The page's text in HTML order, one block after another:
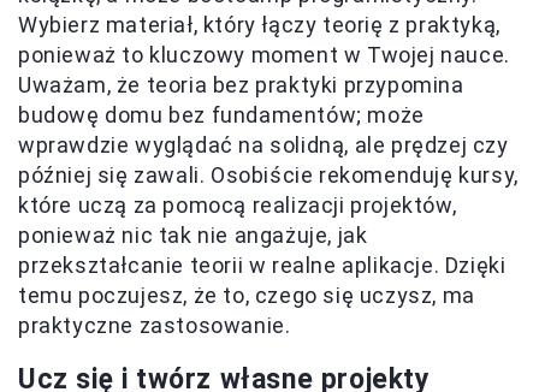
Wybierz materiał, który łączy teorię z praktyką,
ponieważ to kluczowy moment w Twojej nauce.
Uważam, że teoria bez praktyki przypomina
budowę domu bez fundamentów; może
wprawdzie wyglądać na solidną, ale prędzej czy
później się zawali. Osobiście rekomenduję kursy,
które uczą za pomocą realizacji projektów,
ponieważ nic tak nie angażuje, jak
przekształcanie teorii w realne aplikacje. Dzięki
temu poczujesz, że to, czego się uczysz, ma
praktyczne zastosowanie.
Ucz się i twórz własne projekty